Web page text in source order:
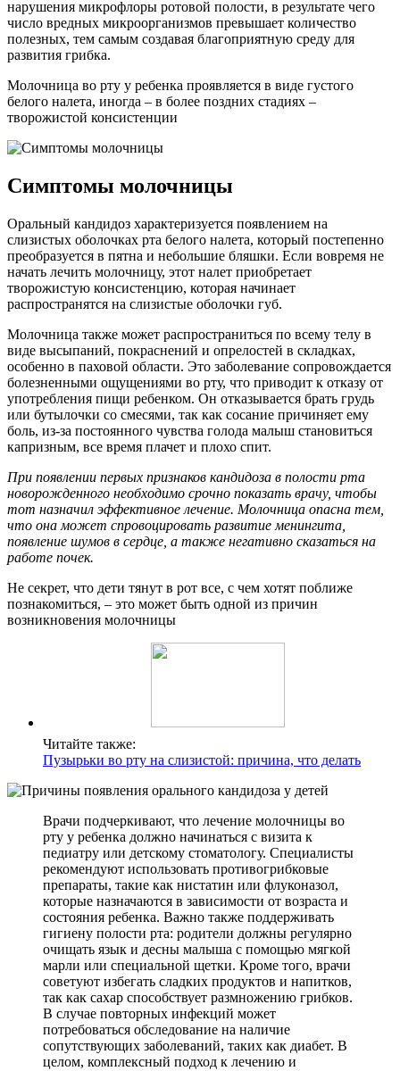
нарушения микрофлоры ротовой полости, в результате чего
число вредных микроорганизмов превышает количество
полезных, тем самым создавая благоприятную среду для
развития грибка.
Молочница во рту у ребенка проявляется в виде густого
белого налета, иногда – в более поздних стадиях –
творожистой консистенции
Симптомы молочницы
Оральный кандидоз характеризуется появлением на
слизистых оболочках рта белого налета, который постепенно
преобразуется в пятна и небольшие бляшки. Если вовремя не
начать лечить молочницу, этот налет приобретает
творожистую консистенцию, которая начинает
распространятся на слизистые оболочки губ.
Молочница также может распространиться по всему телу в
виде высыпаний, покраснений и опрелостей в складках,
особенно в паховой области. Это заболевание сопровождается
болезненными ощущениями во рту, что приводит к отказу от
употребления пищи ребенком. Он отказывается брать грудь
или бутылочки со смесями, так как сосание причиняет ему
боль, из-за постоянного чувства голода малыш становиться
капризным, все время плачет и плохо спит.
При появлении первых признаков кандидоза в полости рта
новорожденного необходимо срочно показать врачу, чтобы
тот назначил эффективное лечение. Молочница опасна тем,
что она может спровоцировать развитие менингита,
появление шумов в сердце, а также негативно сказаться на
работе почек.
Не секрет, что дети тянут в рот все, с чем хотят поближе
познакомиться, – это может быть одной из причин
возникновения молочницы
Читайте также:
Пузырьки во рту на слизистой: причина, что делать
Врачи подчеркивают, что лечение молочницы во
рту у ребенка должно начинаться с визита к
педиатру или детскому стоматологу. Специалисты
рекомендуют использовать противогрибковые
препараты, такие как нистатин или флуконазол,
которые назначаются в зависимости от возраста и
состояния ребенка. Важно также поддерживать
гигиену полости рта: родители должны регулярно
очищать язык и десны малыша с помощью мягкой
марли или специальной щетки. Кроме того, врачи
советуют избегать сладких продуктов и напитков,
так как сахар способствует размножению грибков.
В случае повторных инфекций может
потребоваться обследование на наличие
сопутствующих заболеваний, таких как диабет. В
целом, комплексный подход к лечению и